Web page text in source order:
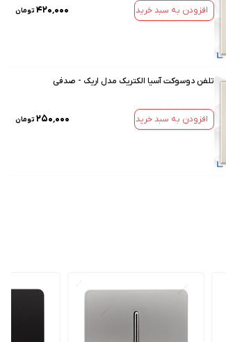
افزودن به سبد خرید ۴۲۰٬۰۰۰ تومان
تلفن دوسوکت آسیا الکتریک مدل اریک - صدفی
افزودن به سبد خرید ۲۵۰٬۰۰۰ تومان